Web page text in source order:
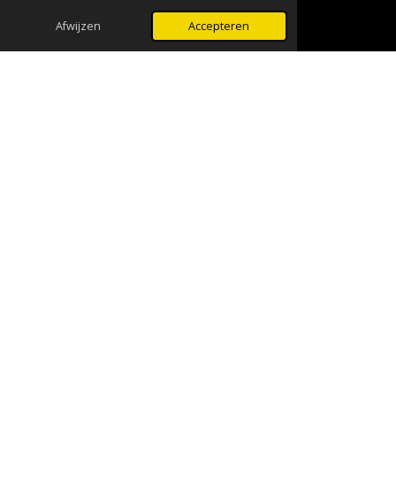
Afwijzen Accepteren
WhatsApp